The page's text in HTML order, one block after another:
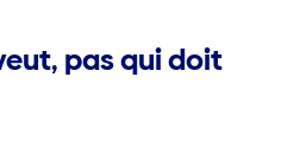
pas qui doit